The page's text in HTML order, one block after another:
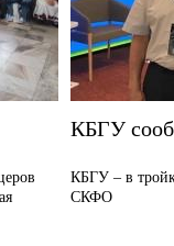
КБГУ
КБГУ – в
СКФО